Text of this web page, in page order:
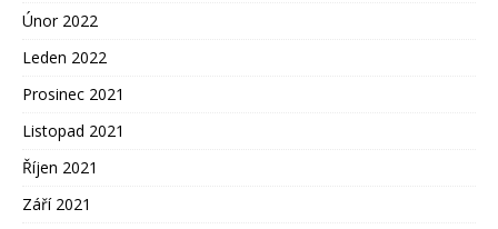
Únor 2022
Leden 2022
Prosinec 2021
Listopad 2021
Říjen 2021
Září 2021